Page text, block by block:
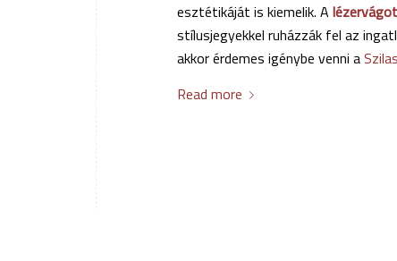
esztétikáját is kiemelik. A
stílusjegyekkel ruházzák fel az
akkor érdemes igénybe venni a
Read more